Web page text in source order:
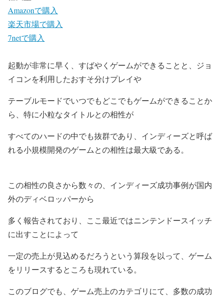
Amazonで購入
楽天市場で購入
7netで購入
起動が非常に早く、すばやくゲームができることと、ジョ
イコンを利用したおすそ分けプレイや
テーブルモードでいつでもどこでもゲームができることか
ら、特に小粒なタイトルとの相性が
すべてのハードの中でも抜群であり、インディーズと呼ば
れる小規模開発のゲームとの相性は最大級である。
この相性の良さから数々の、インディーズ成功事例が国内
外のディベロッパーから
多く報告されており、ここ最近ではニンテンドースイッチ
に出すことによって
一定の売上が見込めるだろうという算段を以って、ゲーム
をリリースするところも現れている。
このブログでも、ゲーム売上のカテゴリにて、多数の成功